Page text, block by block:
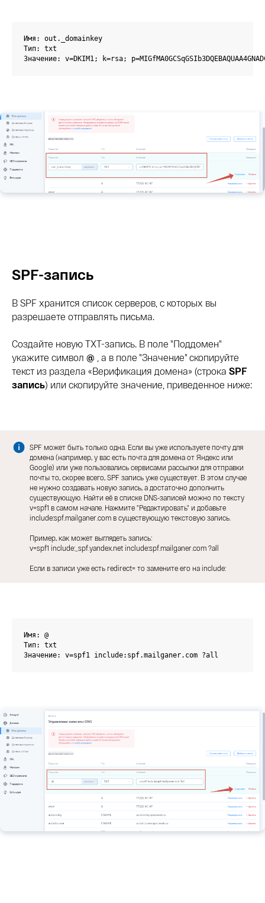
Имя: out._domainkey
Тип: txt
Значение: v=DKIM1; k=rsa;
SPF-запись
В SPF хранится список серверов, с которых вы
разрешаете отправлять письма.
Создайте новую TXT-запись. В поле "Поддомен"
укажите символ @ , а в поле "Значение" скопируйте
текст из раздела «Верификация домена» (строка SPF
запись) или скопируйте значение, приведенное ниже:
SPF может быть только одна. Если вы уже используете почту для
домена (например, у вас есть почта для домена от Яндекс или
Google) или уже пользовались сервисами рассылки для отправки
почты то, скорее всего, SPF запись уже существует. В этом случае
не нужно создавать новую запись, а достаточно дополнить
существующую. Найти её в списке DNS-записей можно по тексту
v=spf1 в самом начале. Нажмите "Редактировать" и добавьте
include:spf.mailganer.com в существующую текстовую запись.
Пример, как может выглядеть запись:
v=spf1 include:_spf.yandex.net include:spf.mailganer.com ?all
Если в записи уже есть redirect= то замените его на include:
Имя: @
Тип: txt
Значение: v=spf1 include:spf.mailganer.com ?all